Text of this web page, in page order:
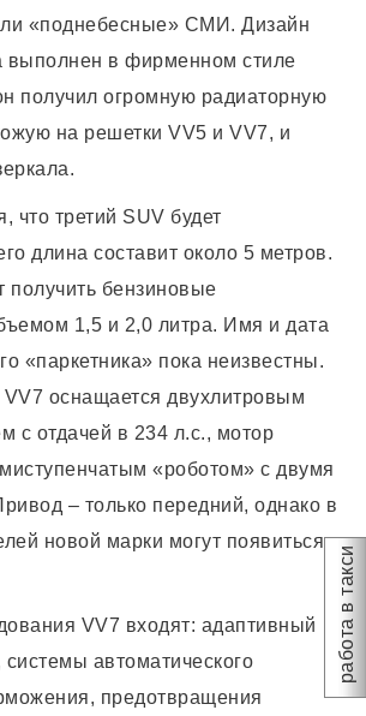
работа в такси
«поднебесные» СМИ. Дизайн
выполнен в фирменном стиле
получил огромную радиаторную
на решетки VV5 и VV7, и
что третий SUV будет
длина составит около 5 метров.
получить бензиновые
1,5 и 2,0 литра. Имя и дата
«паркетника» пока неизвестны.
VV7 оснащается двухлитровым
с отдачей в 234 л.с., мотор
«роботом» с двумя
– только передний, однако в
новой марки могут появиться
VV7 входят: адаптивный
системы автоматического
предотвращения